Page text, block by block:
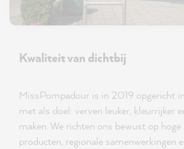
Kwaliteit van dichtbij
MissPompadour is in 2019 opgericht
met als doel: verven leuker, kleurrijker
maken. We richten ons bewust op
producten, regionale samenwerkingen